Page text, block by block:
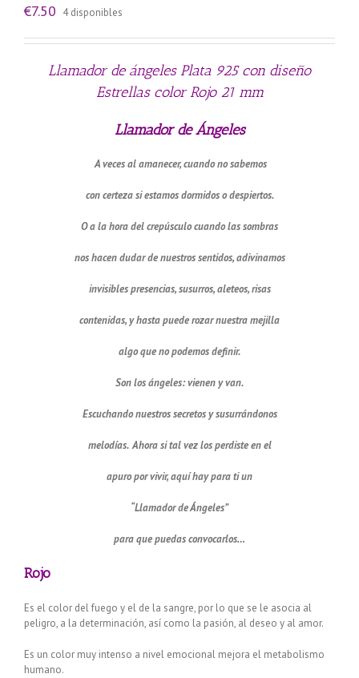
€7.50 4 disponibles
Llamador de ángeles Plata 925 con diseño
Estrellas color Rojo 21 mm
Llamador de Ángeles
A veces al amanecer, cuando no sabemos
con certeza si estamos dormidos o despiertos.
O a la hora del crepúsculo cuando las sombras
nos hacen dudar de nuestros sentidos, adivinamos
invisibles presencias, susurros, aleteos, risas
contenidas, y hasta puede rozar nuestra mejilla
algo que no podemos definir.
Son los ángeles: vienen y van.
Escuchando nuestros secretos y susurrándonos
melodías. Ahora si tal vez los perdiste en el
apuro por vivir, aquí hay para ti un
“Llamador de Ángeles”
para que puedas convocarlos…
Rojo
Es el color del fuego y el de la sangre, por lo que se le asocia al
peligro, a la determinación, así como la pasión, al deseo y al amor.
Es un color muy intenso a nivel emocional mejora el metabolismo
humano.